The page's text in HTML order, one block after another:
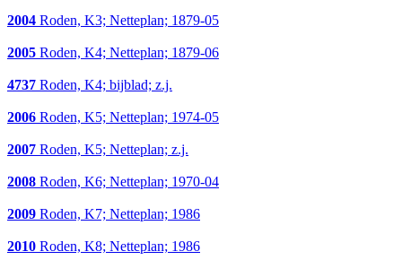
2004 Roden, K3; Netteplan; 1879-05
2005 Roden, K4; Netteplan; 1879-06
4737 Roden, K4; bijblad; z.j.
2006 Roden, K5; Netteplan; 1974-05
2007 Roden, K5; Netteplan; z.j.
2008 Roden, K6; Netteplan; 1970-04
2009 Roden, K7; Netteplan; 1986
2010 Roden, K8; Netteplan; 1986